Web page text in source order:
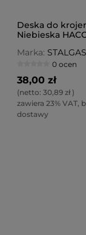
Deska do
Niebieska
Marka:
0 ocen
38,00 zł
(netto: 30,89 zł)
zawiera 23% VAT,
dostawy